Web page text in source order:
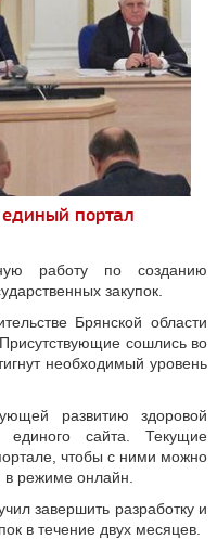
портал
работу по созданию
закупок.
Брянской области
сошлись во
необходимый уровень
развитию здоровой
единого сайта. Текущие
чтобы с ними можно
режиме онлайн.
завершить разработку и
в течение двух месяцев.